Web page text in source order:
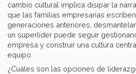
cambio cultural implica disipar la
que las familias empresarias
generaciones anteriores,
un superlíder puede seguir
empresa y construir una cultura
equipo.
¿Cuáles son las opciones de